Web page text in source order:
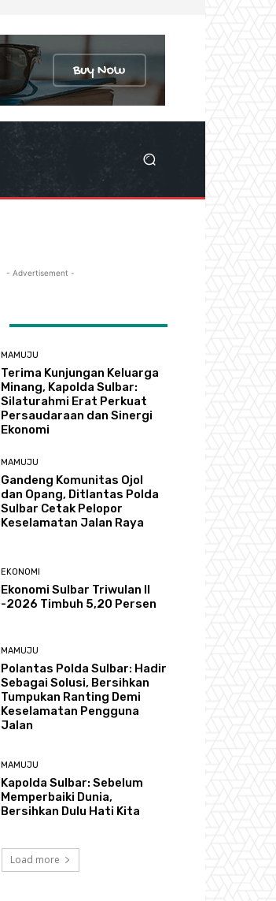
- Advertisement -
MAMUJU
Terima Kunjungan Keluarga
Minang, Kapolda Sulbar:
Silaturahmi Erat Perkuat
Persaudaraan dan Sinergi
Ekonomi
MAMUJU
Gandeng Komunitas Ojol
dan Opang, Ditlantas Polda
Sulbar Cetak Pelopor
Keselamatan Jalan Raya
EKONOMI
Ekonomi Sulbar Triwulan II
-2026 Timbuh 5,20 Persen
MAMUJU
Polantas Polda Sulbar: Hadir
Sebagai Solusi, Bersihkan
Tumpukan Ranting Demi
Keselamatan Pengguna
Jalan
MAMUJU
Kapolda Sulbar: Sebelum
Memperbaiki Dunia,
Bersihkan Dulu Hati Kita
Load more